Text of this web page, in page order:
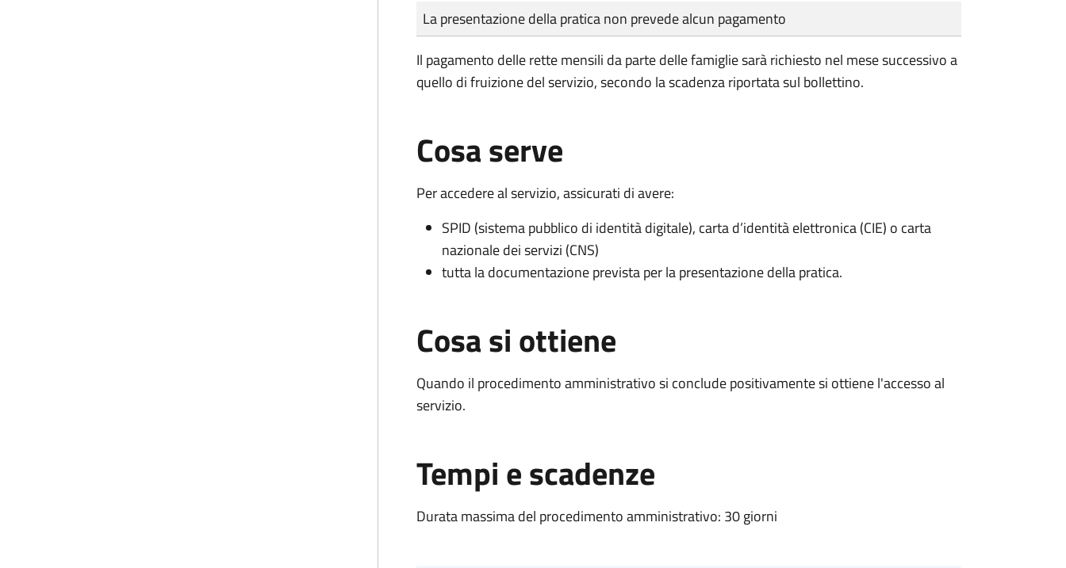
Tipo di pagamento
Importo
La presentazione della pratica non prevede alcun pagamento
Il pagamento delle rette mensili da parte delle famiglie sarà richiesto nel mese successivo a
quello di fruizione del servizio, secondo la scadenza riportata sul bollettino.
Cosa serve
Per accedere al servizio, assicurati di avere:
SPID (sistema pubblico di identità digitale), carta d’identità elettronica (CIE) o carta
nazionale dei servizi (CNS)
tutta la documentazione prevista per la presentazione della pratica.
Cosa si ottiene
Quando il procedimento amministrativo si conclude positivamente si ottiene l'accesso al
servizio.
Tempi e scadenze
Durata massima del procedimento amministrativo: 30 giorni